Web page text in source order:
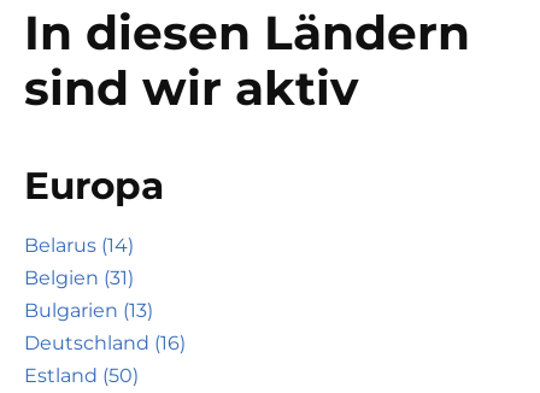
In diesen Ländern
sind wir aktiv
Europa
Belarus (14)
Belgien (31)
Bulgarien (13)
Deutschland (16)
Estland (50)